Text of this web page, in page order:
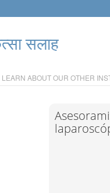
सलाह
LEARN ABOUT OUR OTHER